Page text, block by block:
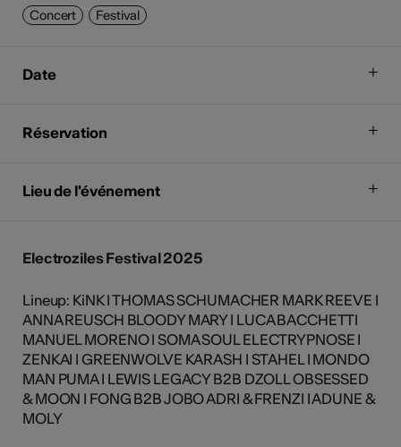
Concert Festival
Date
Réservation
Lieu de l'événement
Electroziles Festival 2025
Lineup: KiNK I THOMAS SCHUMACHER MARK REEVE I
ANNA REUSCH BLOODY MARY I LUCA BACCHETTI
MANUEL MORENO I SOMA SOUL ELECTRYPNOSE I
ZENKAI I GREENWOLVE KARASH I STAHEL I MONDO
MAN PUMA I LEWIS LEGACY B2B DZOLL OBSESSED
& MOON I FONG B2B JOBO ADRI & FRENZI I ADUNE &
MOLY